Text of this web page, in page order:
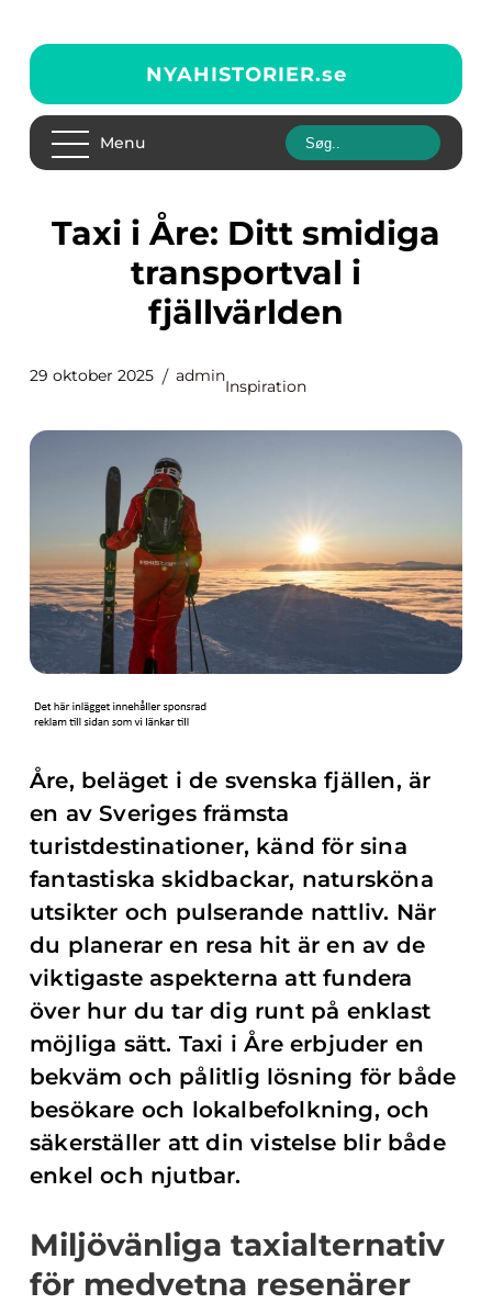
NYAHISTORIER.se
Menu
Taxi i Åre: Ditt smidiga
transportval i
fjällvärlden
29 oktober 2025 admin
Inspiration
Åre, beläget i de svenska fjällen, är
en av Sveriges främsta
turistdestinationer, känd för sina
fantastiska skidbackar, natursköna
utsikter och pulserande nattliv. När
du planerar en resa hit är en av de
viktigaste aspekterna att fundera
över hur du tar dig runt på enklast
möjliga sätt. Taxi i Åre erbjuder en
bekväm och pålitlig lösning för både
besökare och lokalbefolkning, och
säkerställer att din vistelse blir både
enkel och njutbar.
Miljövänliga taxialternativ
för medvetna resenärer